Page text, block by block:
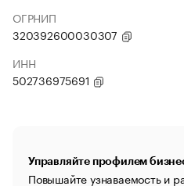
ОГРНИП
320392600030307
ИНН
502736975691
Управляйте профилем
Повышайте узнаваемость и